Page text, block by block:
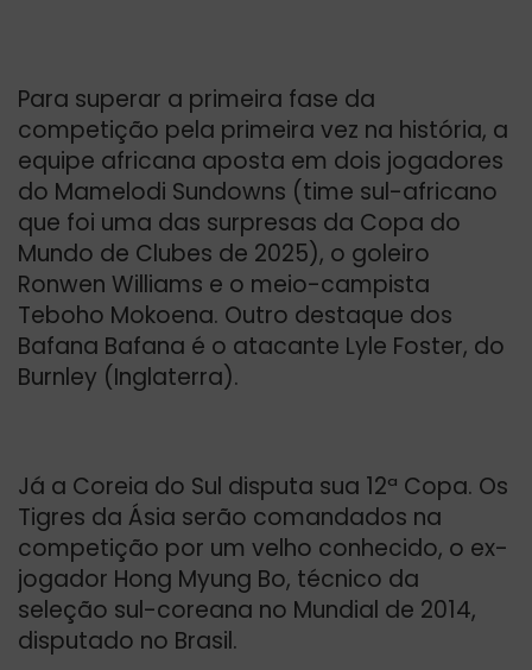
Para superar a primeira fase da
competição pela primeira vez na história, a
equipe africana aposta em dois jogadores
do Mamelodi Sundowns (time sul-africano
que foi uma das surpresas da Copa do
Mundo de Clubes de 2025), o goleiro
Ronwen Williams e o meio-campista
Teboho Mokoena. Outro destaque dos
Bafana Bafana é o atacante Lyle Foster, do
Burnley (Inglaterra).
Já a Coreia do Sul disputa sua 12ª Copa. Os
Tigres da Ásia serão comandados na
competição por um velho conhecido, o ex-
jogador Hong Myung Bo, técnico da
seleção sul-coreana no Mundial de 2014,
disputado no Brasil.